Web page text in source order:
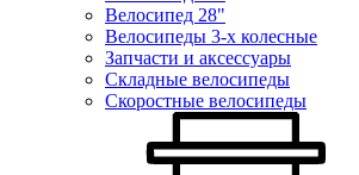
Велосипед 28"
Велосипеды 3-х колесные
Запчасти и аксессуары
Складные велосипеды
Скоростные велосипеды